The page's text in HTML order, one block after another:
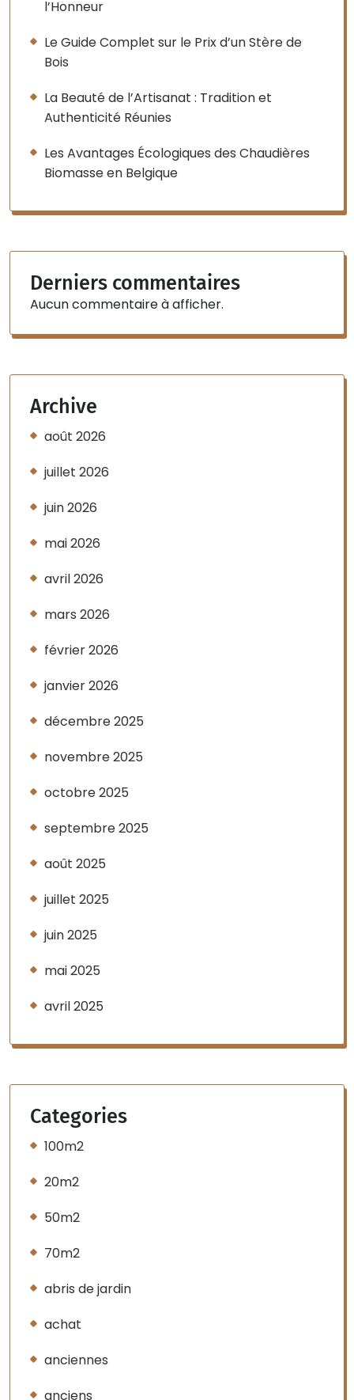
l’Honneur
Le Guide Complet sur le Prix d’un Stère de
Bois
La Beauté de l’Artisanat : Tradition et
Authenticité Réunies
Les Avantages Écologiques des Chaudières
Biomasse en Belgique
Derniers commentaires
Aucun commentaire à afficher.
Archive
août 2026
juillet 2026
juin 2026
mai 2026
avril 2026
mars 2026
février 2026
janvier 2026
décembre 2025
novembre 2025
octobre 2025
septembre 2025
août 2025
juillet 2025
juin 2025
mai 2025
avril 2025
Categories
100m2
20m2
50m2
70m2
abris de jardin
achat
anciennes
anciens